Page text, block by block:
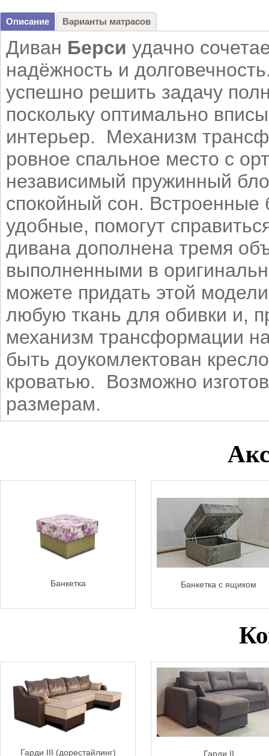
Описание Варианты матрасов
Диван Берси удачно
надёжность и
успешно решить задачу
поскольку оптимально
интерьер. Механизм
ровное спальное место с
независимый пружинный
спокойный сон.
удобные, помогут
дивана дополнена тремя
выполненными в
можете придать этой
любую ткань для обивки и,
механизм трансформации
быть доукомлектован
кроватью. Возможно
размерам.
Банкетка Банкетка с ящиком
Гарди III (дорестайлинг) Гарди II